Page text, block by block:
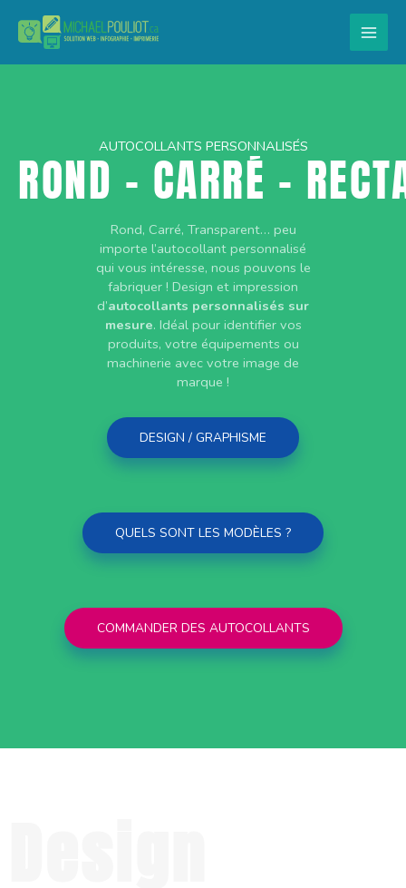
contenu
AUTOCOLLANTS PERSONNALISÉS
ROND - CARRÉ -
Rond, Carré, Transparent… peu
importe l’autocollant personnalisé
qui vous intéresse, nous pouvons le
fabriquer ! Design et impression
d’autocollants personnalisés sur
mesure. Idéal pour identifier vos
produits, votre équipements ou
machinerie avec votre image de
marque !
DESIGN / GRAPHISME
QUELS SONT LES MODÈLES ?
COMMANDER DES AUTOCOLLANTS